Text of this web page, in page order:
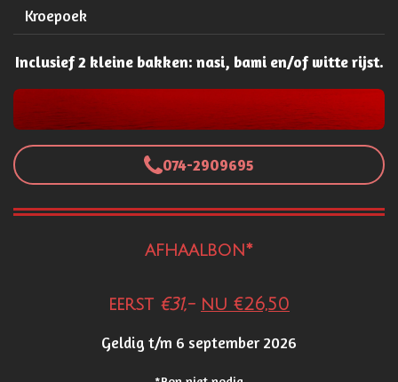
Kroepoek
Inclusief 2 kleine bakken: nasi, bami en/of witte rijst.
074-2909695
afhaalbon*
eerst €31,- nu €26,50
Geldig t/m 6 september 2026